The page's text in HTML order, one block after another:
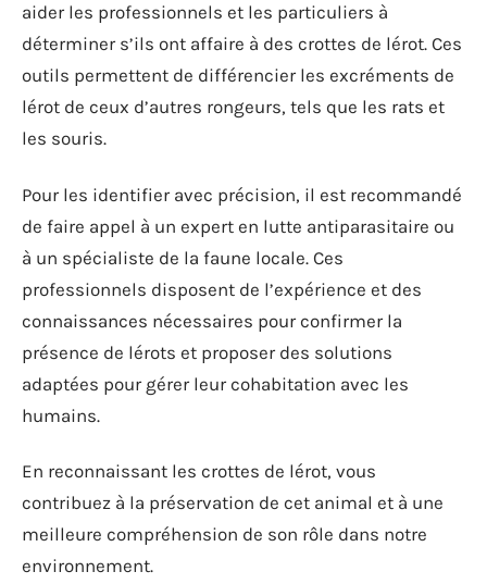
aider les professionnels et les particuliers à
déterminer s’ils ont affaire à des crottes de lérot. Ces
outils permettent de différencier les excréments de
lérot de ceux d’autres rongeurs, tels que les rats et
les souris.
Pour les identifier avec précision, il est recommandé
de faire appel à un expert en lutte antiparasitaire ou
à un spécialiste de la faune locale. Ces
professionnels disposent de l’expérience et des
connaissances nécessaires pour confirmer la
présence de lérots et proposer des solutions
adaptées pour gérer leur cohabitation avec les
humains.
En reconnaissant les crottes de lérot, vous
contribuez à la préservation de cet animal et à une
meilleure compréhension de son rôle dans notre
environnement.